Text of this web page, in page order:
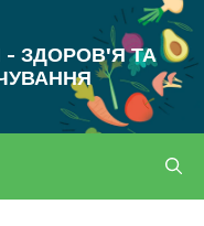
- ЗДОРОВ'Я ТА